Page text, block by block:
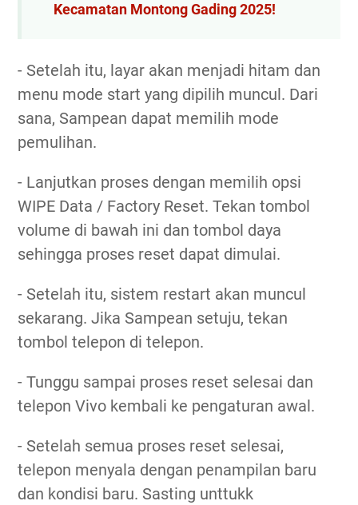
Kecamatan Montong Gading 2025!
- Setelah itu, layar akan menjadi hitam dan
menu mode start yang dipilih muncul. Dari
sana, Sampean dapat memilih mode
pemulihan.
- Lanjutkan proses dengan memilih opsi
WIPE Data / Factory Reset. Tekan tombol
volume di bawah ini dan tombol daya
sehingga proses reset dapat dimulai.
- Setelah itu, sistem restart akan muncul
sekarang. Jika Sampean setuju, tekan
tombol telepon di telepon.
- Tunggu sampai proses reset selesai dan
telepon Vivo kembali ke pengaturan awal.
- Setelah semua proses reset selesai,
telepon menyala dengan penampilan baru
dan kondisi baru. Sasting unttukk